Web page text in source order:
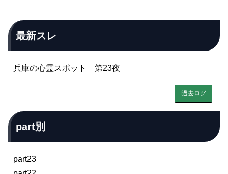
最新スレ
兵庫の心霊スポット 第23夜
過去ログ
part別
part23